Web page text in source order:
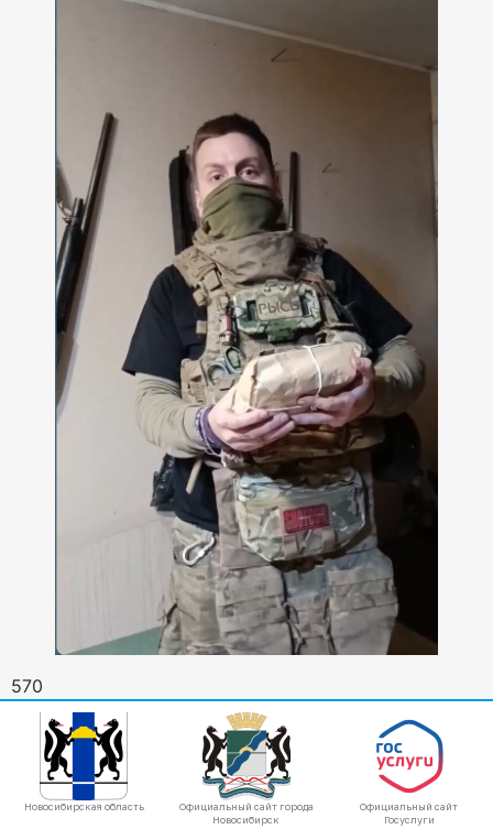
570
Новосибирская область
Официальный сайт города
Новосибирск
Официальный сайт
Госуслуги